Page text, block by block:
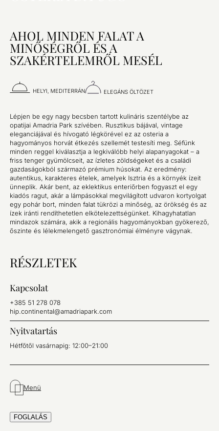
AHOL MINDEN FALAT A
MINŐSÉGRŐL ÉS A
SZAKÉRTELEMRŐL MESÉL
HELYI, MEDITERRÁN ELEGÁNS ÖLTÖZET
Lépjen be egy nagy becsben tartott kulináris szentélybe az
opatijai Amadria Park szívében. Rusztikus bájával, vintage
eleganciájával és hívogató légkörével ez az osteria a
hagyományos horvát étkezés szellemét testesíti meg. Séfünk
minden reggel kiválasztja a legkiválóbb helyi alapanyagokat – a
friss tenger gyümölcseit, az ízletes zöldségeket és a családi
gazdaságokból származó prémium húsokat. Az eredmény:
autentikus, karakteres ételek, amelyek Isztria és a környék ízeit
ünneplik. Akár bent, az eklektikus enteriőrben fogyaszt el egy
kiadós ragut, akár a lámpásokkal megvilágított udvaron kortyolgat
egy pohár bort, minden falat tükrözi a minőség, az örökség és az
ízek iránti rendíthetetlen elkötelezettségünket. Kihagyhatatlan
mindazok számára, akik a regionális hagyományokban gyökerező,
őszinte és lélekmelengető gasztronómiai élményre vágynak.
RÉSZLETEK
Kapcsolat
+385 51 278 078
hip.continental@amadriapark.com
Nyitvatartás
Hétfőtől vasárnapig: 12:00–21:00
Menü
FOGLALÁS